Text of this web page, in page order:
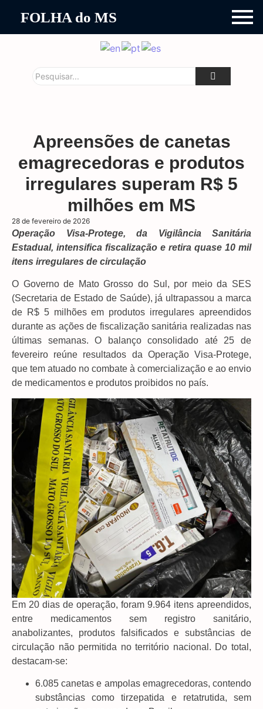
FOLHA do MS
Apreensões de canetas
emagrecedoras e produtos
irregulares superam R$ 5
milhões em MS
28 de fevereiro de 2026
Operação Visa-Protege, da Vigilância Sanitária
Estadual, intensifica fiscalização e retira quase 10 mil
itens irregulares de circulação
O Governo de Mato Grosso do Sul, por meio da SES
(Secretaria de Estado de Saúde), já ultrapassou a marca
de R$ 5 milhões em produtos irregulares apreendidos
durante as ações de fiscalização sanitária realizadas nas
últimas semanas. O balanço consolidado até 25 de
fevereiro reúne resultados da Operação Visa-Protege,
que tem atuado no combate à comercialização e ao envio
de medicamentos e produtos proibidos no país.
Em 20 dias de operação, foram 9.964 itens apreendidos,
entre medicamentos sem registro sanitário,
anabolizantes, produtos falsificados e substâncias de
circulação não permitida no território nacional. Do total,
destacam-se:
6.085 canetas e ampolas emagrecedoras, contendo
substâncias como tirzepatida e retatrutida, sem